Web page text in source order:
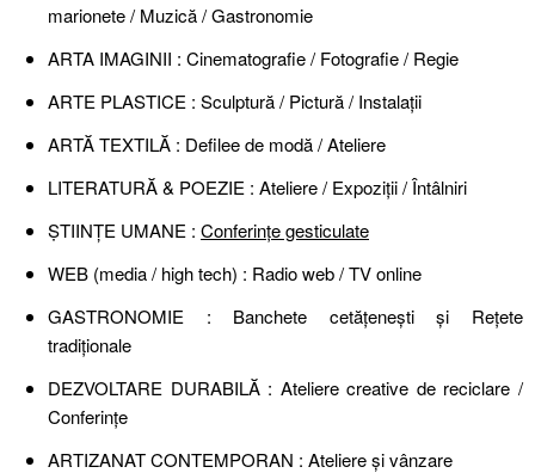
marionete / Muzică / Gastronomie
ARTA IMAGINII : Cinematografie / Fotografie / Regie
ARTE PLASTICE : Sculptură / Pictură / Instalații
ARTĂ TEXTILĂ : Defilee de modă / Ateliere
LITERATURĂ & POEZIE : Ateliere / Expoziții / Întâlniri
ṢTIINȚE UMANE : Conferințe gesticulate
WEB (media / high tech) : Radio web / TV online
GASTRONOMIE : Banchete cetățenești și Rețete
tradiționale
DEZVOLTARE DURABILĂ : Ateliere creative de reciclare /
Conferințe
ARTIZANAT CONTEMPORAN : Ateliere și vânzare